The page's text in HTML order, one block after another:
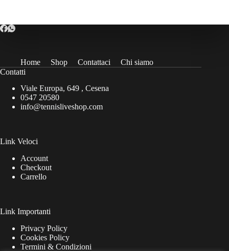
Home Shop Contattaci
Chi siamo
Contatti
Viale Europa, 649 , Cesena
0547 20580
info@tennisliveshop.com
Link Veloci
Account
Checkout
Carrello
Link Importanti
Privacy Policy
Cookies Policy
Termini & Condizioni